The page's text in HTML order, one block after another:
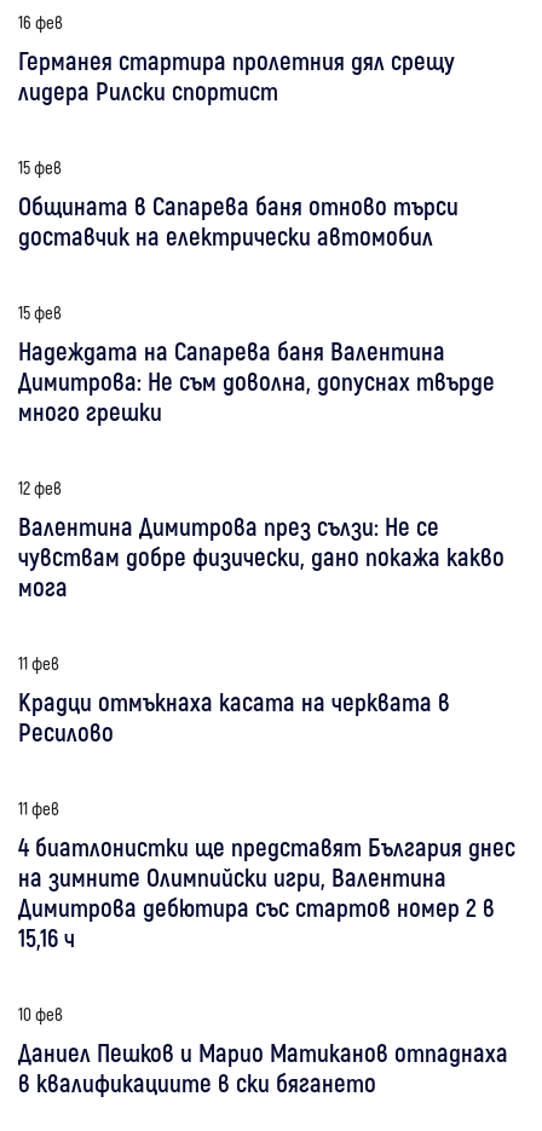
16 фев
Германея стартира пролетния дял срещу
лидера Рилски спортист
15 фев
Общината в Сапарева баня отново търси
доставчик на електрически автомобил
15 фев
Надеждата на Сапарева баня Валентина
Димитрова: Не съм доволна, допуснах твърде
много грешки
12 фев
Валентина Димитрова през сълзи: Не се
чувствам добре физически, дано покажа какво
мога
11 фев
Крадци отмъкнаха касата на черквата в
Ресилово
11 фев
4 биатлонистки ще представят България днес
на зимните Олимпийски игри, Валентина
Димитрова дебютира със стартов номер 2 в
15,16 ч
10 фев
Даниел Пешков и Марио Матиканов отпаднаха
в квалификациите в ски бягането